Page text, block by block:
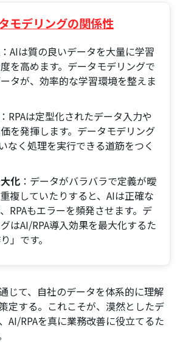
モデリングの関係性
：AIは質の良いデータを大量に学習
を高めます。データモデリングで
タが、効率的な学習環境を整えま
：RPAは定型化されたデータ入力や
を発揮します。データモデリング
なく処理を実行できる道筋をつく
化 ：データがバラバラで定義が曖
複していたりすると、AIは正確な
RPAもエラーを頻発させます。デ
はAI/RPA導入効果を最大化するた
」です。
じて、自社のデータを体系的に理解
定する。これこそが、漠然としたデ
AI/RPAを真に業務改善に役立てるた